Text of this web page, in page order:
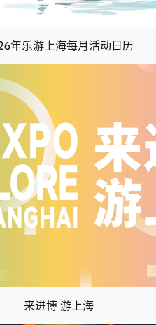
年乐游上海每月活动日历
来进博 游上海